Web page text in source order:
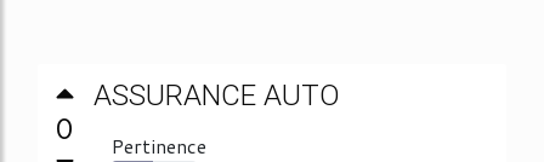
0
ASSURANCE AUTO
Pertinence